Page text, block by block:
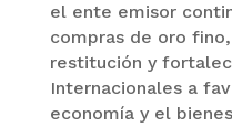
el ente emisor
compras de oro
restitución y
Internacionales a
economía y el